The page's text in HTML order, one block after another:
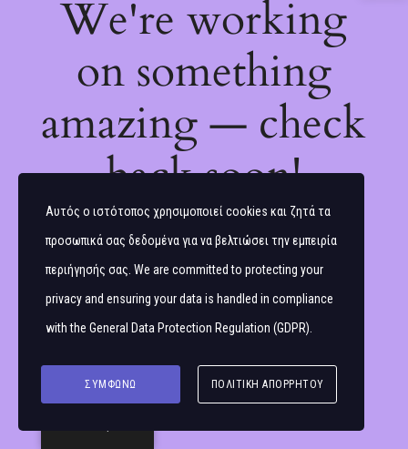
We're working
on something
amazing — check
back soon!
Αυτός ο ιστότοπος χρησιμοποιεί cookies και ζητά τα
προσωπικά σας δεδομένα για να βελτιώσει την εμπειρία
περιήγησής σας. We are committed to protecting your
privacy and ensuring your data is handled in compliance
with the General Data Protection Regulation (GDPR)
ΣΥΜΦΩΝΏ ΠΟΛΙΤΙΚΉ ΑΠΟΡΡΉΤΟΥ